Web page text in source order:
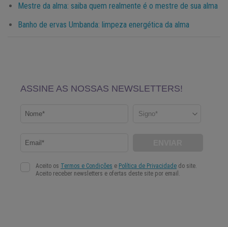
Mestre da alma: saiba quem realmente é o mestre de sua alma
Banho de ervas Umbanda: limpeza energética da alma